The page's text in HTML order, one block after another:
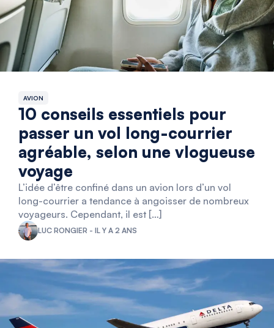
AVION
10 conseils essentiels pour
passer un vol long-courrier
agréable, selon une vlogueuse
voyage
L’idée d’être confiné dans un avion lors d’un vol
long-courrier a tendance à angoisser de nombreux
voyageurs. Cependant, il est […]
LUC RONGIER - IL Y A 2 ANS